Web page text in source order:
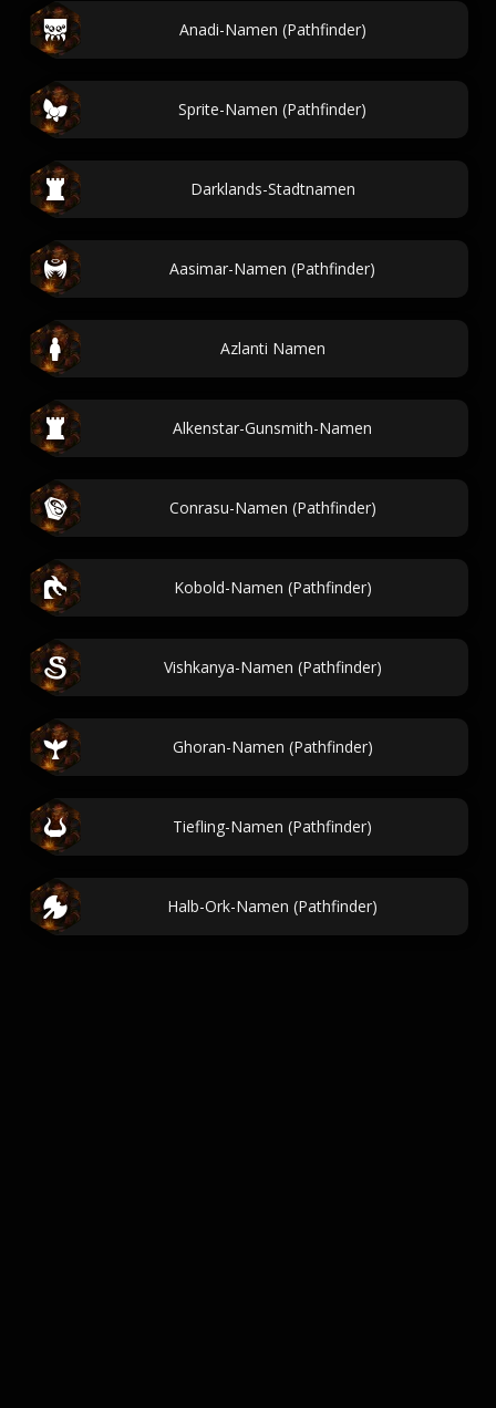
Anadi-Namen (Pathfinder)
Sprite-Namen (Pathfinder)
Darklands-Stadtnamen
Aasimar-Namen (Pathfinder)
Azlanti Namen
Alkenstar-Gunsmith-Namen
Conrasu-Namen (Pathfinder)
Kobold-Namen (Pathfinder)
Vishkanya-Namen (Pathfinder)
Ghoran-Namen (Pathfinder)
Tiefling-Namen (Pathfinder)
Halb-Ork-Namen (Pathfinder)